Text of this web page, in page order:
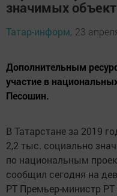
значимых
Татар-информ, 23
Дополнительным
участие в
Песошин.
В Татарстане за 2019
2,2 тыс. социально
по национальным
сообщил сегодня на
РТ Премьер-министр